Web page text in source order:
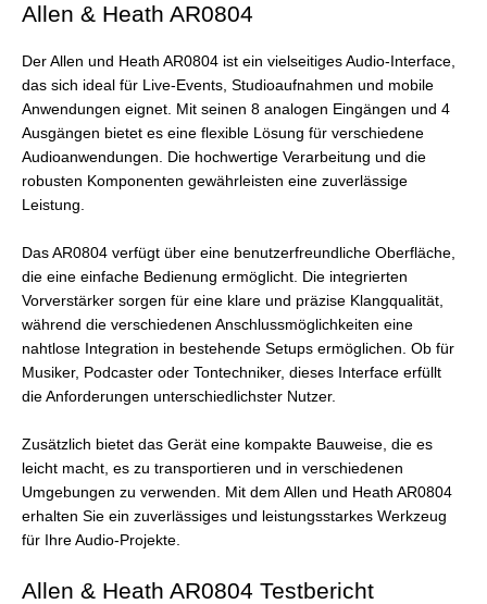
Allen & Heath AR0804
Der Allen und Heath AR0804 ist ein vielseitiges Audio-Interface,
das sich ideal für Live-Events, Studioaufnahmen und mobile
Anwendungen eignet. Mit seinen 8 analogen Eingängen und 4
Ausgängen bietet es eine flexible Lösung für verschiedene
Audioanwendungen. Die hochwertige Verarbeitung und die
robusten Komponenten gewährleisten eine zuverlässige
Leistung.
Das AR0804 verfügt über eine benutzerfreundliche Oberfläche,
die eine einfache Bedienung ermöglicht. Die integrierten
Vorverstärker sorgen für eine klare und präzise Klangqualität,
während die verschiedenen Anschlussmöglichkeiten eine
nahtlose Integration in bestehende Setups ermöglichen. Ob für
Musiker, Podcaster oder Tontechniker, dieses Interface erfüllt
die Anforderungen unterschiedlichster Nutzer.
Zusätzlich bietet das Gerät eine kompakte Bauweise, die es
leicht macht, es zu transportieren und in verschiedenen
Umgebungen zu verwenden. Mit dem Allen und Heath AR0804
erhalten Sie ein zuverlässiges und leistungsstarkes Werkzeug
für Ihre Audio-Projekte.
Allen & Heath AR0804 Testbericht